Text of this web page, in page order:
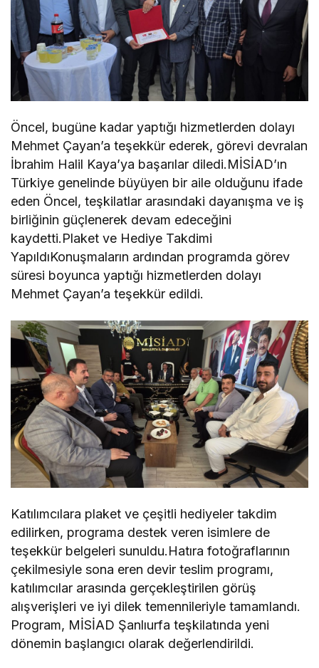
Öncel, bugüne kadar yaptığı hizmetlerden dolayı
Mehmet Çayan’a teşekkür ederek, görevi devralan
İbrahim Halil Kaya’ya başarılar diledi.MİSİAD’ın
Türkiye genelinde büyüyen bir aile olduğunu ifade
eden Öncel, teşkilatlar arasındaki dayanışma ve iş
birliğinin güçlenerek devam edeceğini
kaydetti.Plaket ve Hediye Takdimi
YapıldıKonuşmaların ardından programda görev
süresi boyunca yaptığı hizmetlerden dolayı
Mehmet Çayan’a teşekkür edildi.
Katılımcılara plaket ve çeşitli hediyeler takdim
edilirken, programa destek veren isimlere de
teşekkür belgeleri sunuldu.Hatıra fotoğraflarının
çekilmesiyle sona eren devir teslim programı,
katılımcılar arasında gerçekleştirilen görüş
alışverişleri ve iyi dilek temennileriyle tamamlandı.
Program, MİSİAD Şanlıurfa teşkilatında yeni
dönemin başlangıcı olarak değerlendirildi.